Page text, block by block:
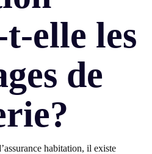
elle les
de
habitation, il existe